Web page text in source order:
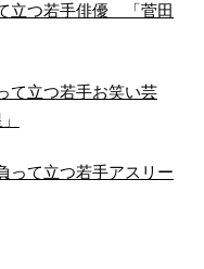
立つ若手俳優 「菅田
て立つ若手お笑い芸
って立つ若手アスリー